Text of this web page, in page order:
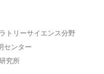
トリーサイエンス分野
センター
究所